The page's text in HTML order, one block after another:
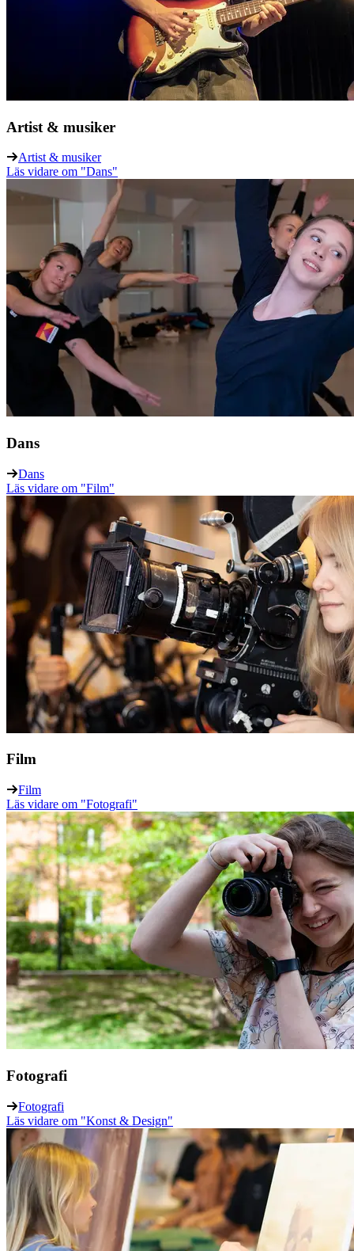
Artist & musiker
Artist & musiker
Läs vidare om "Dans"
Dans
Dans
Läs vidare om "Film"
Film
Film
Läs vidare om "Fotografi"
Fotografi
Fotografi
Läs vidare om "Konst & Design"